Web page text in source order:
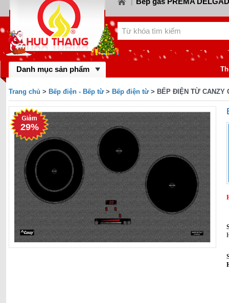
LORCA | Bếp gas CANZY |
KIWA | Bếp gas FABER
BINOVA Bếp gas MASTER
Bếp gas
| Bếp gas
BLUESTAR | Bếp gas
FOTILE
Danh mục sản phẩm
Trang chủ > Bếp điện - Bếp từ> Bếp điện từ> BẾP ĐIỆN TỪ CANZY
29%